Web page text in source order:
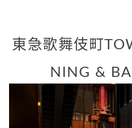
東急歌舞伎町
NING &